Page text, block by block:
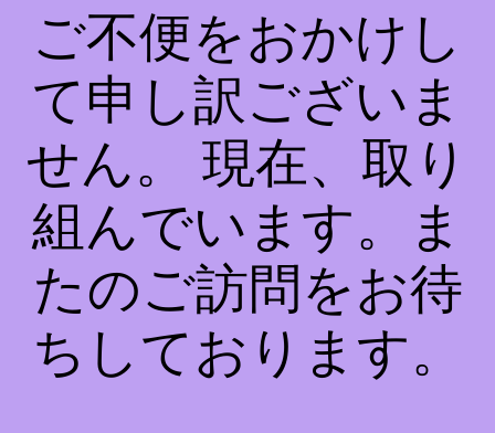
ご不便をおかけし
て申し訳ございま
せん。 現在、取り
組んでいます。ま
たのご訪問をお待
ちしております。